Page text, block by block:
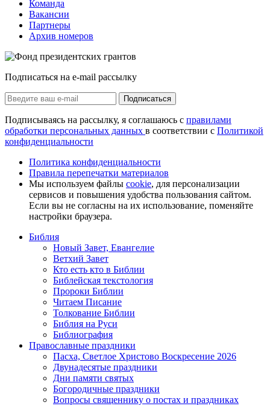
Команда
Вакансии
Партнеры
Архив номеров
Подписаться на e-mail рассылку
Подписаться
Подписываясь на рассылку, я соглашаюсь с правилами
обработки персональных данных в соответствии с Политикой
конфиденциальности
Политика конфиденциальности
Правила перепечатки материалов
Мы используем файлы cookie, для персонализации
сервисов и повышения удобства пользования сайтом.
Если вы не согласны на их использование, поменяйте
настройки браузера.
Библия
Новый Завет, Евангелие
Ветхий Завет
Кто есть кто в Библии
Библейская текстология
Пророки Библии
Читаем Писание
Толкование Библии
Библия на Руси
Библиография
Православные праздники
Пасха, Светлое Христово Воскресение 2026
Двунадесятые праздники
Дни памяти святых
Богородичные праздники
Вопросы священнику о постах и праздниках